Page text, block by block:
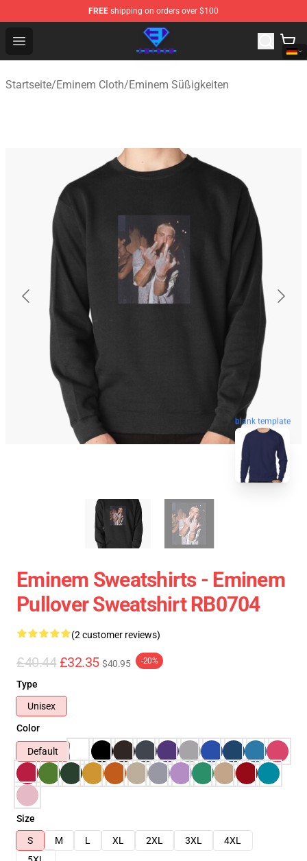
FREE shipping on orders over $100
Open menu
Eminem Store - Official Eminem Merchandise Shop
Startseite/Eminem Cloth/Eminem Süßigkeiten
blank template
Eminem Sweatshirts - Eminem
Pullover Sweatshirt RB0704
(2 customer reviews)
£40.44 £32.35 $40.95 -20%
Type
Unisex
Color
Default
Size
S
M L XL 2XL 3XL
4XL